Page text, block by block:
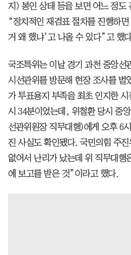
지) 봉인 상태 등을 보면 어느 정도
“정치적인 재검표 절차를 진행하
거 왜 했냐’고 나올 수 있다”고 했
국조특위는 이날 경기 과천 중앙선
시선관위를 방문해 현장 조사를 벌
가 투표용지 부족을 최초 인지한 시
시 34분이었는데, 위철환 당시 중
선관위원장 직무대행)에게 오후 6
진 사실도 확인됐다. 국민의힘 주
없어서 난리가 났는데 위 직무대행
에 보고를 받은 것”이라고 했다.